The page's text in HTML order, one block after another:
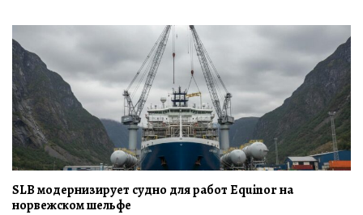
SLB модернизирует судно для работ Equinor на
норвежском шельфе